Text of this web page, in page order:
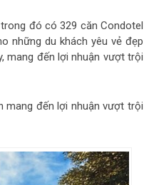
trong đó có 329 căn Condotel
những du khách yêu vẻ đẹp
mang đến lợi nhuận vượt trội
mang đến lợi nhuận vượt trội